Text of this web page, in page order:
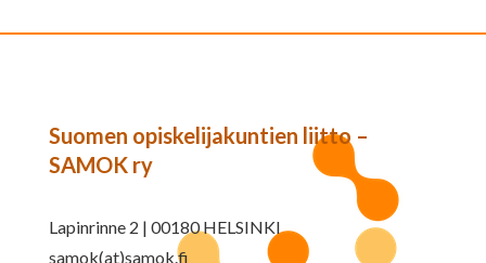
Suomen opiskelijakuntien liitto –
SAMOK ry
Lapinrinne 2 | 00180 HELSINKI
samok(at)samok.fi